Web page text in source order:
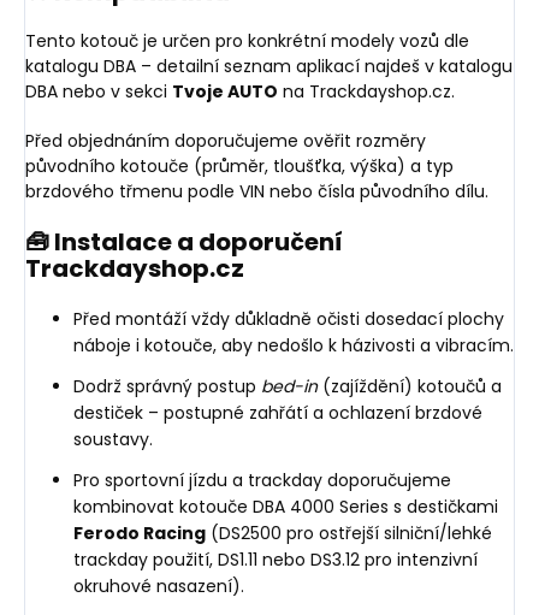
Tento kotouč je určen pro konkrétní modely vozů dle
katalogu DBA – detailní seznam aplikací najdeš v katalogu
DBA nebo v sekci Tvoje AUTO na Trackdayshop.cz.
Před objednáním doporučujeme ověřit rozměry
původního kotouče (průměr, tloušťka, výška) a typ
brzdového třmenu podle VIN nebo čísla původního dílu.
🧰 Instalace a doporučení
Trackdayshop.cz
Před montáží vždy důkladně očisti dosedací plochy
náboje i kotouče, aby nedošlo k házivosti a vibracím.
Dodrž správný postup bed-in(zajíždění) kotoučů a
destiček – postupné zahřátí a ochlazení brzdové
soustavy.
Pro sportovní jízdu a trackday doporučujeme
kombinovat kotouče DBA 4000 Series s destičkami
Ferodo Racing (DS2500 pro ostřejší silniční/lehké
trackday použití, DS1.11 nebo DS3.12 pro intenzivní
okruhové nasazení).